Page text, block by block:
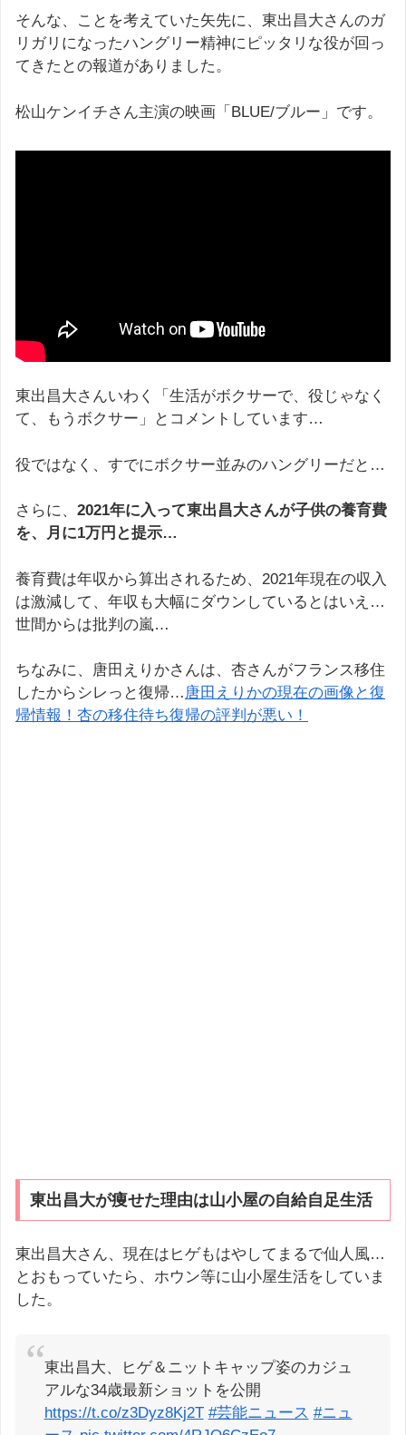
そんな、ことを考えていた矢先に、東出昌大さんのガ
リガリになったハングリー精神にピッタリな役が回っ
てきたとの報道がありました。
松山ケンイチさん主演の映画「BLUE/ブルー」です。
東出昌大さんいわく「生活がボクサーで、役じゃなく
て、もうボクサー」とコメントしています…
役ではなく、すでにボクサー並みのハングリーだと…
さらに、 2021年に入って東出昌大さんが子供の養育費
を、月に1万円と提示…
養育費は年収から算出されるため、2021年現在の収入
は激減して、年収も大幅にダウンしているとはいえ…
世間からは批判の嵐…
ちなみに、唐田えりかさんは、杏さんがフランス移住
したからシレっと復帰…唐田えりかの現在の画像と復
帰情報！杏の移住待ち復帰の評判が悪い！
東出昌大が痩せた理由は山小屋の自給自足生活
東出昌大さん、現在はヒゲもはやしてまるで仙人風…
とおもっていたら、ホウン等に山小屋生活をしていま
した。
東出昌大、ヒゲ＆ニットキャップ姿のカジュ
アルな34歳最新ショットを公開
https://t.co/z3Dyz8Kj2T #芸能ニュース #ニュ